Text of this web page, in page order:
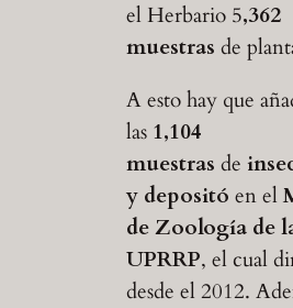
el Herbario 5,362
muestras de
A esto hay que
las 1,104
muestras de
y depositó en el
de Zoología de
UPRRP, el cual
desde el 2012.